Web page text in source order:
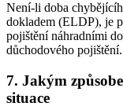
Není-li doba
dokladem (ELDP), je
pojištění náhradními
důchodového pojištění.
7. Jakým
situace